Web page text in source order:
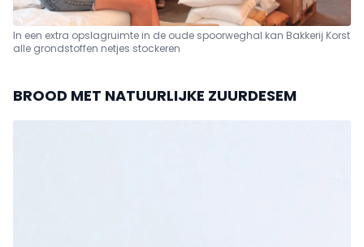
In een extra opslagruimte in de oude spoorweghal kan Bakkerij Korst
alle grondstoffen netjes stockeren
BROOD MET NATUURLIJKE ZUURDESEM